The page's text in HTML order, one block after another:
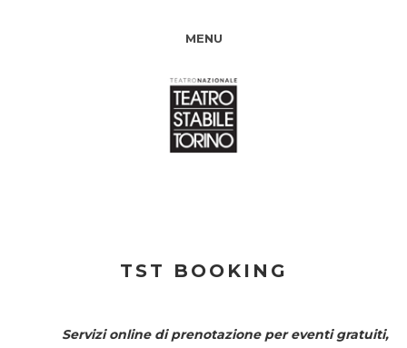
MENU
TST BOOKING
Servizi online di prenotazione per eventi gratuiti,